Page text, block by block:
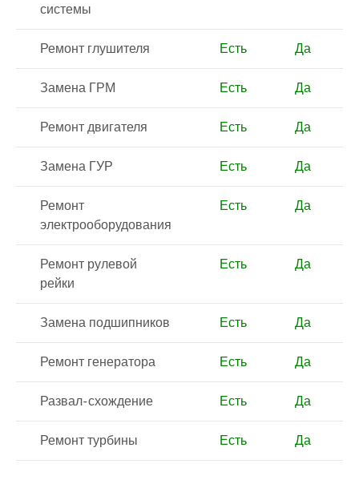
системы
Ремонт глушителя Есть Да
Замена ГРМ Есть Да
Ремонт двигателя Есть Да
Замена ГУР Есть Да
Ремонт
электрооборудования
Есть Да
Ремонт рулевой
рейки
Есть Да
Замена подшипников Есть Да
Ремонт генератора Есть Да
Развал-схождение Есть Да
Ремонт турбины Есть Да